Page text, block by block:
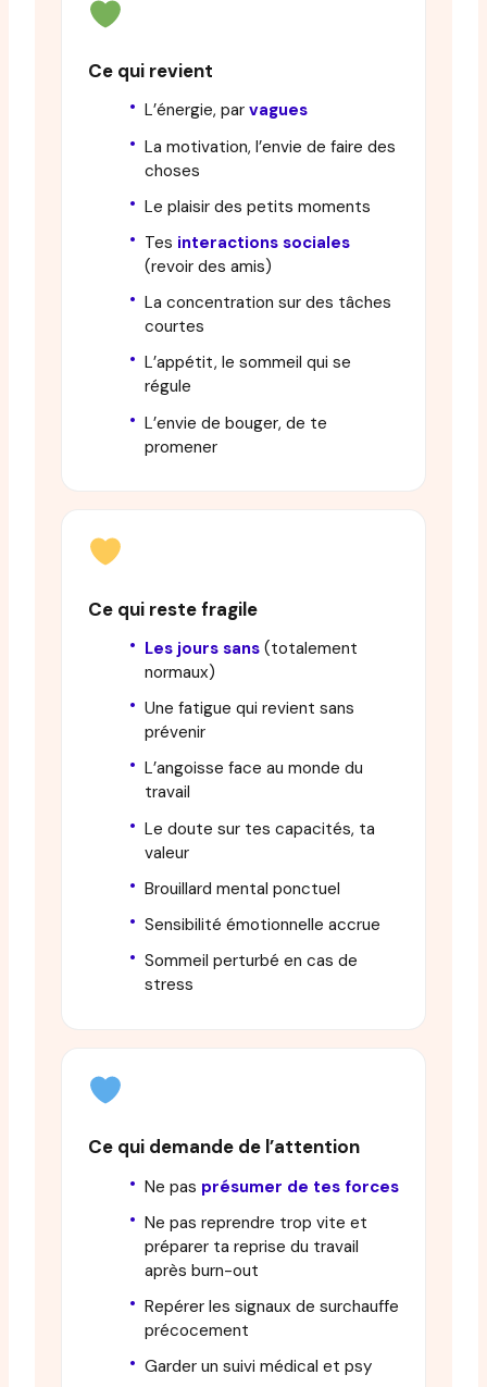
Ce qui revient
L’énergie, par vagues
La motivation, l’envie de faire des
choses
Le plaisir des petits moments
Tes interactions sociales
(revoir des amis)
La concentration sur des tâches
courtes
L’appétit, le sommeil qui se
régule
L’envie de bouger, de te
promener
Ce qui reste fragile
Les jours sans (totalement
normaux)
Une fatigue qui revient sans
prévenir
L’angoisse face au monde du
travail
Le doute sur tes capacités, ta
valeur
Brouillard mental ponctuel
Sensibilité émotionnelle accrue
Sommeil perturbé en cas de
stress
Ce qui demande de l’attention
Ne pas présumer de tes forces
Ne pas reprendre trop vite et
préparer ta reprise du travail
après burn-out
Repérer les signaux de surchauffe
précocement
Garder un suivi médical et psy